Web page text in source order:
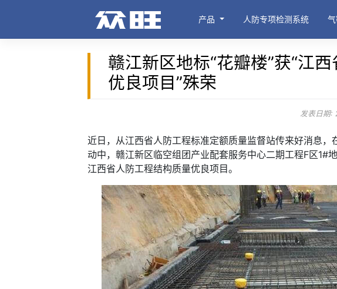
产品 人防专项检测系统
赣江新区地标“花瓣楼”获“江
优良项目”殊荣
发表日期:
近日，从江西省人防工程标准定额质量监督站传来好消息
动中，赣江新区临空组团产业配套服务中心二期工程F区1#
江西省人防工程结构质量优良项目。